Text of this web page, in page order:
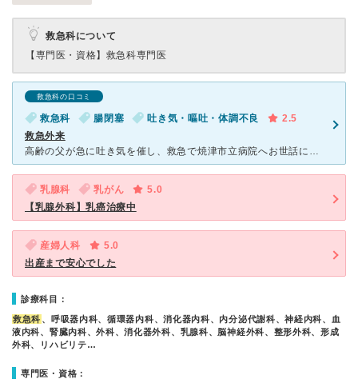
救急科について
【専門医・資格】 救急科専門医
救急科の口コミ
救急科 腸閉塞 吐き気・嘔吐・体調不良
2.5
救急外来
高齢の父が急に吐き気を催し、救急で焼津市立病院へお世話になりました。ありとあらゆる検査の結果「腸管壊死」の診断を受けたのですが、他に即手術したほうがいい、他の既往症があるのならばかかりつけの大きな病院
乳腺科 乳がん
5.0
【乳腺外科】乳癌治療中
産婦人科
5.0
出産まで安心でした
診療科目：
救急科 、呼吸器内科、循環器内科、消化器内科、内分泌代謝科、神経内科、血
液内科、腎臓内科、外科、消化器外科、乳腺科、脳神経外科、整形外科、形成
外科、リハビリテ…
専門医・資格：